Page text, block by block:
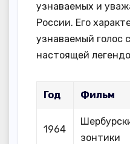
узнаваемых и
России. Его
узнаваемый голос
настоящей
Год Фильм
1964
зонтики